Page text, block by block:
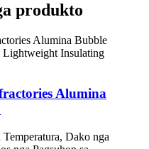
produkto
Alumina